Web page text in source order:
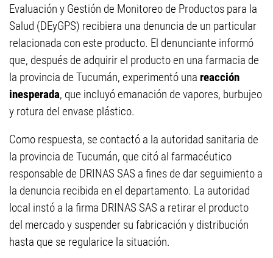
Evaluación y Gestión de Monitoreo de Productos para la
Salud (DEyGPS) recibiera una denuncia de un particular
relacionada con este producto. El denunciante informó
que, después de adquirir el producto en una farmacia de
la provincia de Tucumán, experimentó una reacción
inesperada, que incluyó emanación de vapores, burbujeo
y rotura del envase plástico.
Como respuesta, se contactó a la autoridad sanitaria de
la provincia de Tucumán, que citó al farmacéutico
responsable de DRINAS SAS a fines de dar seguimiento a
la denuncia recibida en el departamento. La autoridad
local instó a la firma DRINAS SAS a retirar el producto
del mercado y suspender su fabricación y distribución
hasta que se regularice la situación.